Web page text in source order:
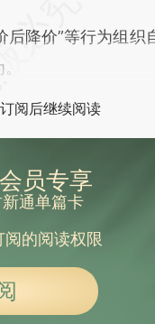
后降价”等行为组织
阅后继续阅读
员专享
通单篇卡
的阅读权限